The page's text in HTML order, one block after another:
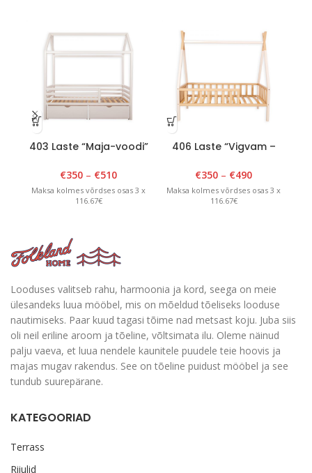
403 Laste “Maja-voodi”
Valge
€350 – €510
Maksa kolmes võrdses osas 3 x
116.67€
406 Laste “Vigvam –
H185cm
€350 – €490
Maksa kolmes võrdses osas 3 x
116.67€
Looduses valitseb rahu, harmoonia ja kord, seega on meie
ülesandeks luua mööbel, mis on mõeldud tõeliseks looduse
nautimiseks. Paar kuud tagasi tõime nad metsast koju. Juba siis
oli neil eriline aroom ja tõeline, võltsimata ilu. Oleme näinud
palju vaeva, et luua nendele kaunitele puudele teie hoovis ja
majas mugav rakendus. See on tõeline puidust mööbel ja see
tundub suurepärane.
KATEGOORIAD
Terrass
Riiulid